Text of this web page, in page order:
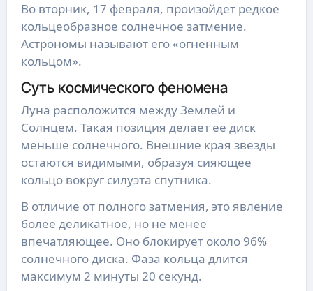
Во вторник, 17 февраля, произойдет редкое
кольцеобразное солнечное затмение.
Астрономы называют его «огненным
кольцом».
Суть космического феномена
Луна расположится между Землей и
Солнцем. Такая позиция делает ее диск
меньше солнечного. Внешние края звезды
остаются видимыми, образуя сияющее
кольцо вокруг силуэта спутника.
В отличие от полного затмения, это явление
более деликатное, но не менее
впечатляющее. Оно блокирует около 96%
солнечного диска. Фаза кольца длится
максимум 2 минуты 20 секунд.